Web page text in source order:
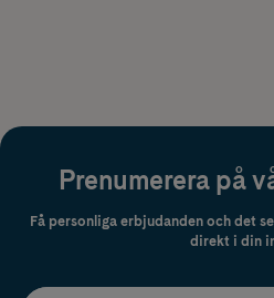
Prenumerera på
Få personliga erbjudanden och det
direkt i din